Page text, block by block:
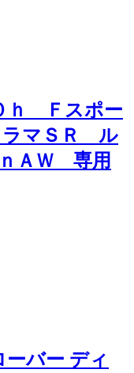
ｈ Ｆスポー
ラマＳＲ ル
ＡＷ 専用
バー ディ